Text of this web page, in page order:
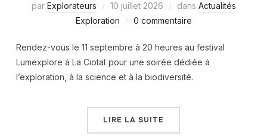
par Explorateurs 10 juillet 2026 dans Actualités
Exploration
0 commentaire
Rendez-vous le 11 septembre à 20 heures au festival
Lumexplore à La Ciotat pour une soirée dédiée à
l’exploration, à la science et à la biodiversité.
LIRE LA SUITE